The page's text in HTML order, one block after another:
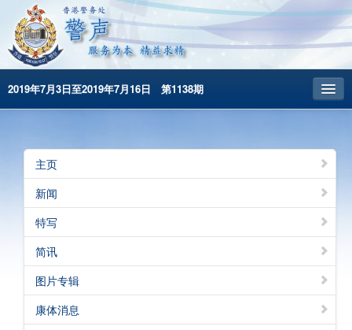
2019年7月3日至2019年7月16日 第1138期
昔日警声
警务处主页
繁體版
English
主页
新闻
特写
简讯
图片专辑
康体消息